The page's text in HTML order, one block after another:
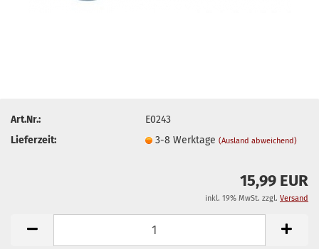
Art.Nr.:
E0243
Lieferzeit:
3-8 Werktage(Ausland abweichend)
15,99 EUR
inkl. 19% MwSt. zzgl. Versand